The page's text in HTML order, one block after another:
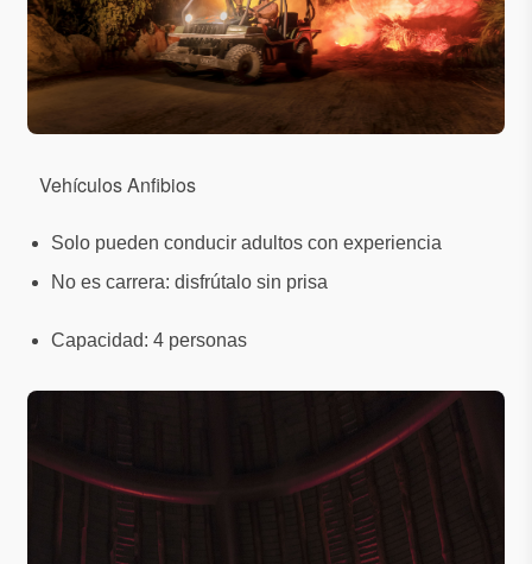
Vehículos Anfibios
Solo pueden conducir adultos con experiencia
No es carrera: disfrútalo sin prisa
Capacidad: 4 personas